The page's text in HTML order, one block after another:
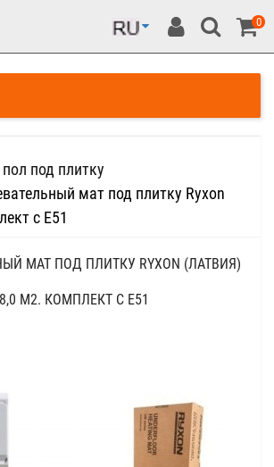
0
под плитку
мат под плитку Ryxon
с Е51
МАТ ПОД ПЛИТКУ RYXON (ЛАТВИЯ)
8,0 М2. КОМПЛЕКТ С Е51